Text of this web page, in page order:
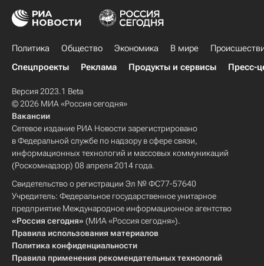
Политика Общество Экономика В мире
Спецпроекты
Реклама Продукты и сервисы Пресс-
Версия 2023.1 Beta
© 2026 МИА «Россия сегодня»
Вакансии
Сетевое издание РИА Новости зарегистрировано
в Федеральной службе по надзору в сфере связи,
информационных технологий и массовых коммуникаций
(Роскомнадзор) 08 апреля 2014 года.
Свидетельство о регистрации Эл № ФС77-57640
Учредитель: Федеральное государственное унитарное
предприятие Международное информационное агентство
«Россия сегодня» (МИА «Россия сегодня»).
Правила использования материалов
Политика конфиденциальности
Правила применения рекомендательных технологий